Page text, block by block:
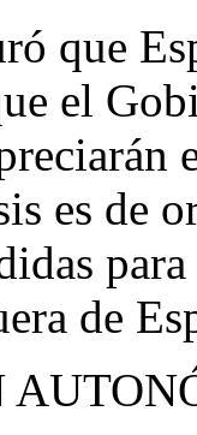
que
el
es de
de